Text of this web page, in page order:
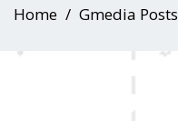
Home Gmedia Posts